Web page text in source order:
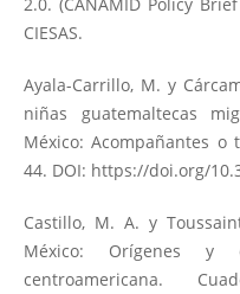
CIESAS.
Ayala-Carrillo, M. y
niñas guatemaltecas
México: Acompañantes o
44. DOI: https://doi.org/
Castillo, M. A. y
México: Orígenes y
centroamericana.